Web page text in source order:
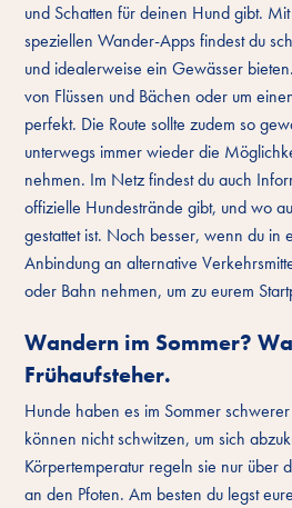
und Schatten für deinen Hund gibt.
speziellen Wander-Apps findest du
und idealerweise ein Gewässer
von Flüssen und Bächen oder um
perfekt. Die Route sollte zudem so
unterwegs immer wieder die
nehmen. Im Netz findest du auch
offizielle Hundestrände gibt, und wo
gestattet ist. Noch besser, wenn du in
Anbindung an alternative
oder Bahn nehmen, um zu eurem
Wandern im Sommer?
Frühaufsteher.
Hunde haben es im Sommer
können nicht schwitzen, um sich
Körpertemperatur regeln sie nur über
an den Pfoten. Am besten du legst